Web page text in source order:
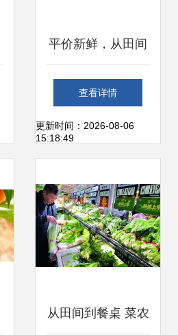
平价新鲜，从田间
到餐桌——茂名电
白供销系统打造不
查看详情
更新时间：2026-08-06
15:18:49
从田间到餐桌 菜农